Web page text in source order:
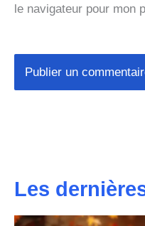
le navigateur pour mon
Les